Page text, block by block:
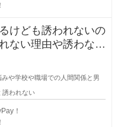
けども誘われないの
ない理由や誘わない
からは
みや学校や職場での人間関係と男
誘われない
！